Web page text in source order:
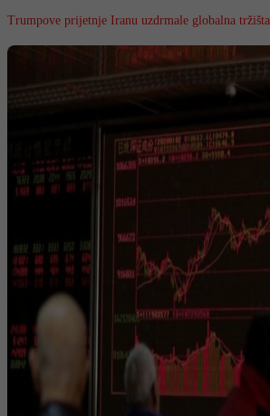
Trumpove prijetnje Iranu uzdrmale globalna tržišta.